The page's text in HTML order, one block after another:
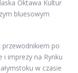
Oktawa Kultur
bluesowym
przewodnikiem po
i imprezy na Rynku
w czasie